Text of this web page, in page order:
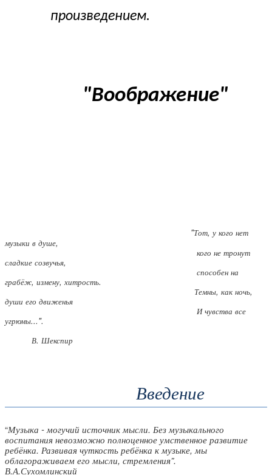
произведением.
"Воображение"
"Тот, у кого нет
музыки в душе,
кого не тронут
сладкие созвучья,
способен на
грабёж, измену, хитрость.
Темны, как ночь,
души его движенья
И чувства все
угрюмы...".
В. Шекспир
Введение
“Музыка - могучий источник мысли. Без музыкального
воспитания невозможно полноценное умственное развитие
ребёнка. Развивая чуткость ребёнка к музыке, мы
облагораживаем его мысли, стремления”.
В.А.Сухомлинский